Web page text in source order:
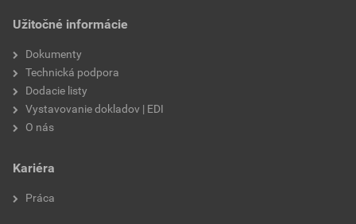
značka
použitie
Užitočné informácie
Dokumenty
Technická podpora
Dodacie listy
Vystavovanie dokladov | EDI
O nás
Kariéra
Práca